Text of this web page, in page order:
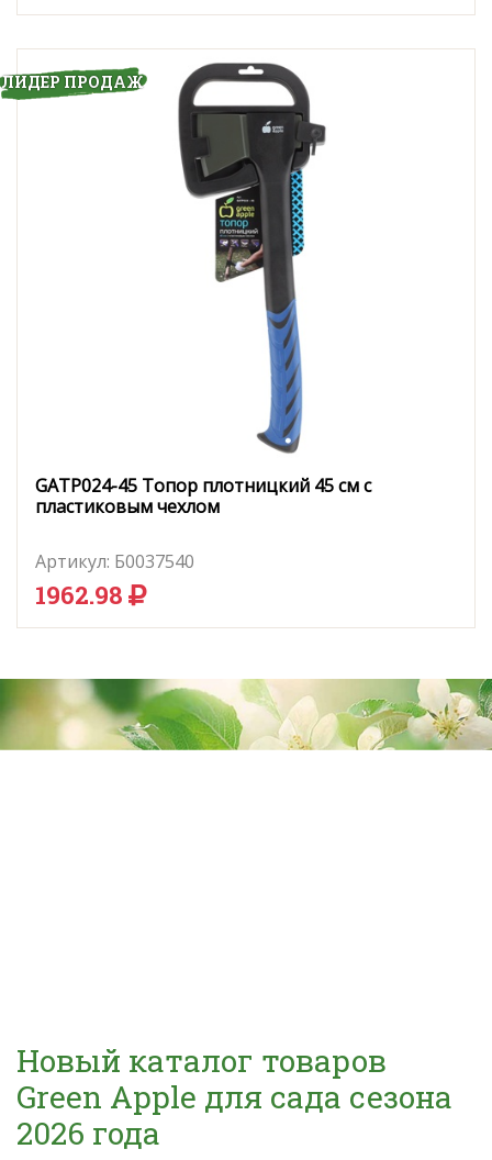
ЛИДЕР ПРОДАЖ
GATP024-45 Топор плотницкий 45 см с
пластиковым чехлом
Артикул: Б0037540
1962.98
Новый каталог товаров
Green Apple для сада сезона
2026 года